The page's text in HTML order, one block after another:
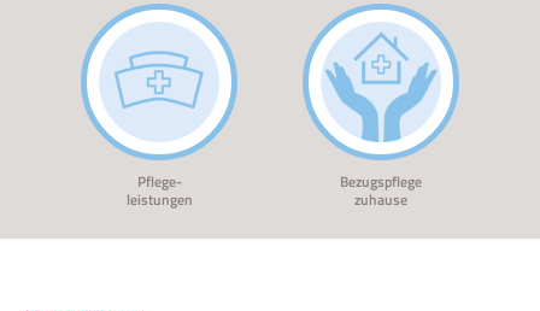
Pflege-
leistungen
Bezugspflege
zuhause